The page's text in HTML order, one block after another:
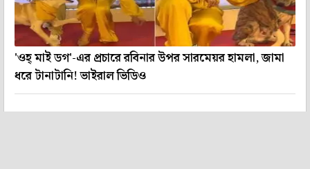
'ওহ্ মাই ডগ'-এর প্রচারে রবিনার উপর সারমেয়র হামলা, জামা
ধরে টানাটানি! ভাইরাল ভিডিও